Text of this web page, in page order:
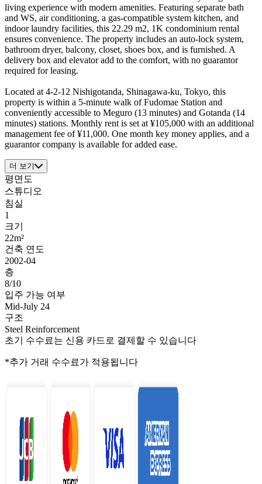
living experience with modern amenities. Featuring separate bath
and WS, air conditioning, a gas-compatible system kitchen, and
indoor laundry facilities, this 22.29 m2, 1K condominium rental
ensures convenience. The property includes an auto-lock system,
bathroom dryer, balcony, closet, shoes box, and is furnished. A
delivery box and elevator add to the comfort, with no guarantor
required for leasing.
Located at 4-2-12 Nishigotanda, Shinagawa-ku, Tokyo, this
property is within a 5-minute walk of Fudomae Station and
conveniently accessible to Meguro (13 minutes) and Gotanda (14
minutes) stations. Monthly rent is set at ¥105,000 with an additional
management fee of ¥11,000. One month key money applies, and a
guarantor company is available for added ease.
더 보기
평면도
스튜디오
침실
1
크기
22m²
건축 연도
2002-04
층
8/10
입주 가능 여부
Mid-July 24
구조
Steel Reinforcement
초기 수수료는 신용 카드로 결제할 수 있습니다
*추가 거래 수수료가 적용됩니다